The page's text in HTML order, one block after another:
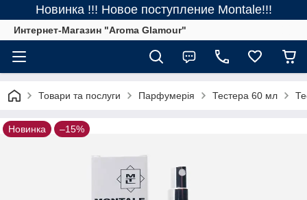
Новинка !!! Новое поступление Montale!!!
Интернет-Магазин "Aroma Glamour"
Товари та послуги Парфумерія Тестера 60 мл
Новинка –15%